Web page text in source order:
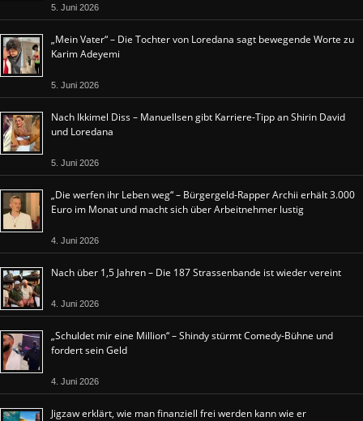
5. Juni 2026
„Mein Vater“ – Die Tochter von Loredana sagt bewegende Worte zu
Karim Adeyemi
5. Juni 2026
Nach Ikkimel Diss – Manuellsen gibt Karriere-Tipp an Shirin David
und Loredana
5. Juni 2026
„Die werfen ihr Leben weg“ – Bürgergeld-Rapper Archii erhält 3.000
Euro im Monat und macht sich über Arbeitnehmer lustig
4. Juni 2026
Nach über 1,5 Jahren – Die 187 Strassenbande ist wieder vereint
4. Juni 2026
„Schuldet mir eine Million“ – Shindy stürmt Comedy-Bühne und
fordert sein Geld
4. Juni 2026
Jigzaw erklärt, wie man finanziell frei werden kann wie er